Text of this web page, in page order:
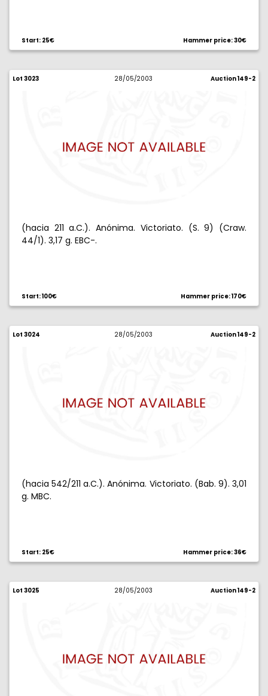
Start: 25€ Hammer price: 30€
Lot 3023 28/05/2003 Auction 149-2
(hacia 211 a.C.). Anónima. Victoriato. (S. 9) (Craw.
44/1). 3,17 g. EBC-.
Start: 100€ Hammer price: 170€
Lot 3024 28/05/2003 Auction 149-2
(hacia 542/211 a.C.). Anónima. Victoriato. (Bab. 9). 3,01
g. MBC.
Start: 25€ Hammer price: 36€
Lot 3025 28/05/2003 Auction 149-2